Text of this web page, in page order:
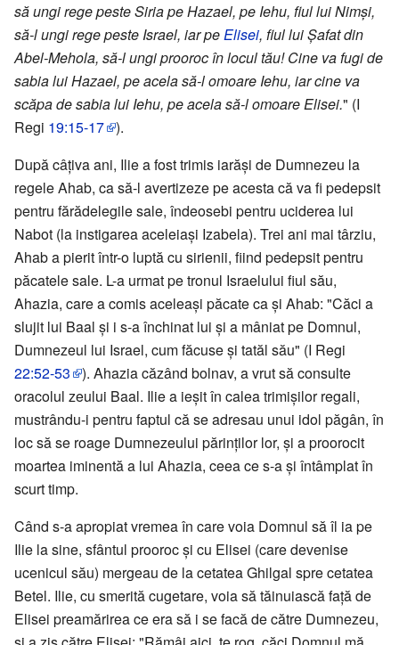
să ungi rege peste Siria pe Hazael, pe Iehu, fiul lui Nimși,
să-l ungi rege peste Israel, iar peElisei, fiul lui Şafat din
Abel-Mehola, să-l ungi prooroc în locul tău! Cine va fugi de
sabia lui Hazael, pe acela să-l omoare Iehu, iar cine va
scăpa de sabia lui Iehu, pe acela să-l omoare Elisei." (I
Regi 19:15-17 ).
După câțiva ani, Ilie a fost trimis iarăși de Dumnezeu la
regele Ahab, ca să-l avertizeze pe acesta că va fi pedepsit
pentru fărădelegile sale, îndeosebi pentru uciderea lui
Nabot (la instigarea aceleiași Izabela). Trei ani mai târziu,
Ahab a pierit într-o luptă cu sirienii, fiind pedepsit pentru
păcatele sale. L-a urmat pe tronul Israelului fiul său,
Ahazia, care a comis aceleași păcate ca și Ahab: "Căci a
slujit lui Baal și i s-a închinat lui și a mâniat pe Domnul,
Dumnezeul lui Israel, cum făcuse și tatăl său" (I Regi
22:52-53
). Ahazia căzând bolnav, a vrut să consulte
oracolul zeului Baal. Ilie a ieșit în calea trimișilor regali,
mustrându-i pentru faptul că se adresau unui idol păgân, în
loc să se roage Dumnezeului părinților lor, și a proorocit
moartea iminentă a lui Ahazia, ceea ce s-a și întâmplat în
scurt timp.
Când s-a apropiat vremea în care voia Domnul să îl ia pe
Ilie la sine, sfântul prooroc și cu Elisei (care devenise
ucenicul său) mergeau de la cetatea Ghilgal spre cetatea
Betel. Ilie, cu smerită cugetare, voia să tăinuiască față de
Elisei preamărirea ce era să i se facă de către Dumnezeu,